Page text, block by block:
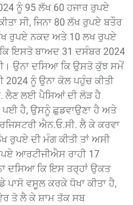
ਨੂੰ 95 ਲੱਖ 60 ਹਜਾਰ ਰੁਪਏ
ਸੀ, ਜਿਨਾ 80 ਲੱਖ ਰੁਪਏ ਬਤੌਰ
ਰੁਪਏ ਨਕਦ ਅਤੇ 10 ਲਖ ਰੁਪਏ
ਇਸਤੋ ਬਾਅਦ 31 ਦਸੰਬਰ 2024
ਉਨਾ ਦਸਿਆ ਕਿ ਉਸਤੋ ਕੁੱਝ ਸਮੇਂ
ਨੂੰ ਉਨਾ ਕੋਲ ਪਹੁੰਚ ਕੀਤੀ
ਲੈਣ ਲਈ ਪੈਸਿਆਂ ਦੀ ਲੋੜ ਹੈ
ਪਈ ਹੈ, ਉਸਨੂੰ ਛੁਡਵਾਉਣਾ ਹੈ ਅਤੇ
ਐਨ.ਓ.ਸੀ. ਲੈ ਕੇ ਕਰਵਾ
ਰੁਪਏ ਦੀ ਮੰਗ ਕੀਤੀ ਤਾਂ ਅਸੀ
ਆਰਟੀਜੀਐਸ ਰਾਹੀ 17
ਦਸਿਆ ਕਿ ਇਸ ਤਰ੍ਹਾਂ ਉਕਤ
ਵਸੂਲ ਕਰਕੇ ਧੋਖਾ ਕੀਤਾ ਹੈ,
ਤੋ ਲੈ ਕੇ ਸ਼ਾਮ ਤੱਕ ਸਬ